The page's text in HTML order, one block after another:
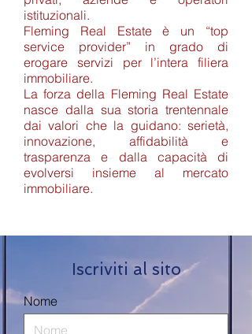
istituzionali.
Fleming Real Estate è un “top
service provider” in grado di
erogare servizi per l’intera filiera
immobiliare.
La forza della Fleming Real Estate
nasce dalla sua storia trentennale
dai valori che la guidano: serietà,
innovazione, affidabilità e
trasparenza e dalla capacità di
evolversi insieme al mercato
immobiliare.
Iscriviti al sito
Nome